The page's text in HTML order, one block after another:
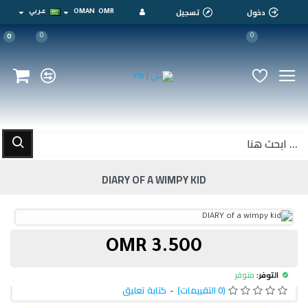
دخول تسجيل OMR
OMAN عربي
0
0
0
DIARY OF A WIMPY KID
التوفر: متوفر
(0 التقييمات) - كتابة تعليق
3.500 OMR